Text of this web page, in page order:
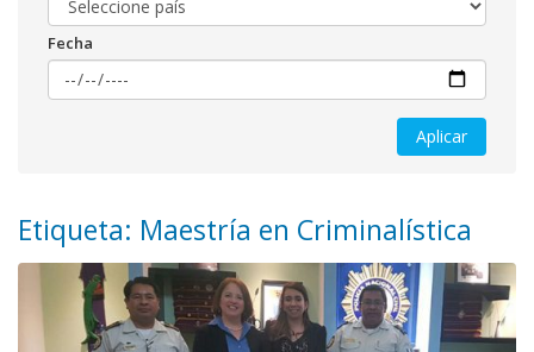
Fecha
Etiqueta: Maestría en Criminalística